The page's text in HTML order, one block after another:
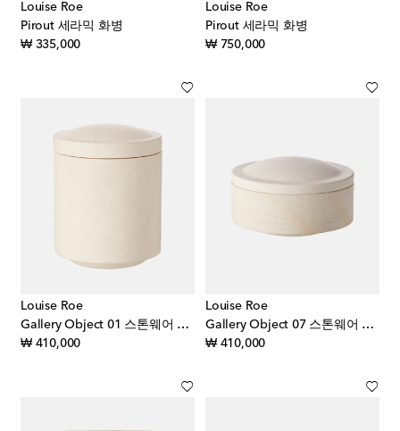
Louise Roe
Pirout 세라믹 화병
₩ 335,000original price
Louise Roe
Pirout 세라믹 화병
₩ 750,000original price
Louise Roe
Gallery Object 01 스톤웨어 컨테이너
₩ 410,000original price
Louise Roe
Gallery Object 07 스톤웨어 컨테이너
₩ 410,000original price